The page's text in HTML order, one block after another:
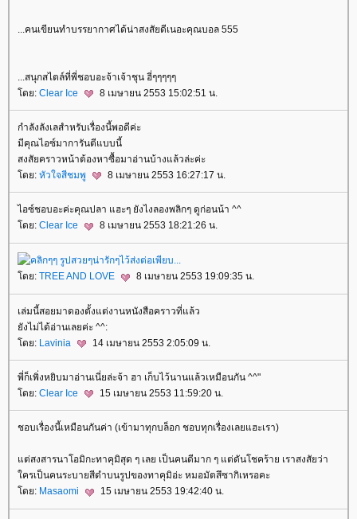
...คนเขียนทำบรรยากาศได้น่าสงสัยดีเนอะคุณบอล 555
...สนุกสไตล์ที่พี่ชอบอะจ้าเจ้าชุน ฮี่ๆๆๆๆๆ
ดย: Clear Ice 8 เมษายน 2553 15:02:51 น.
กำลังลังเลสำหรับเรื่องนี้พอดีค่ะ
มีคุณไอซ์มาการันตีแบบนี้
สงสัยคราวหน้าต้องหาซื้อมาอ่านบ้างแล้วล่ะค่ะ
ดย: หัวใจสีชมพู 8 เมษายน 2553 16:27:17 น.
ไอซ์ชอบอะค่ะคุณปลา แฮะๆ ยังไงลองพลิกๆ ดูก่อนน้า ^^
ดย: Clear Ice 8 เมษายน 2553 18:21:26 น.
ดย: TREE AND LOVE 8 เมษายน 2553 19:09:35 น.
เล่มนี้สอยมาดองตั้งแต่งานหนังสือคราวที่แล้ว
ังไม่ได้อ่านเลยค่ะ ^^:
ดย: Lavinia 14 เมษายน 2553 2:05:09 น.
พี่ก็เพิ่งหยิบมาอ่านเนี่ยล่ะจ้า ฮา เก็บไว้นานแล้วเหมือนกัน ^^"
ดย: Clear Ice 15 เมษายน 2553 11:59:20 น.
ชอบเรื่องนี้เหมือนกันค่า (เข้ามาทุกบล็อก ชอบทุกเรื่องเลยแฮะเรา)
ต่สงสารนาโอมิกะทาคุมิสุด ๆ เลย เป็นคนดีมาก ๆ แต่ดันโชคร้าย เราสงสัยว่า
ครเป็นคนระบายสีดำบนรูปของทาคุมิอ่ะ หมอมัตสึซากิเหรอคะ
ดย: Masaomi 15 เมษายน 2553 19:42:40 น.